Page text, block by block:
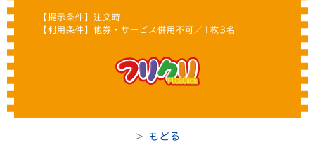
【提示条件】注文時
【利用条件】他券・サービス併用不可／1枚3名
＞ もどる